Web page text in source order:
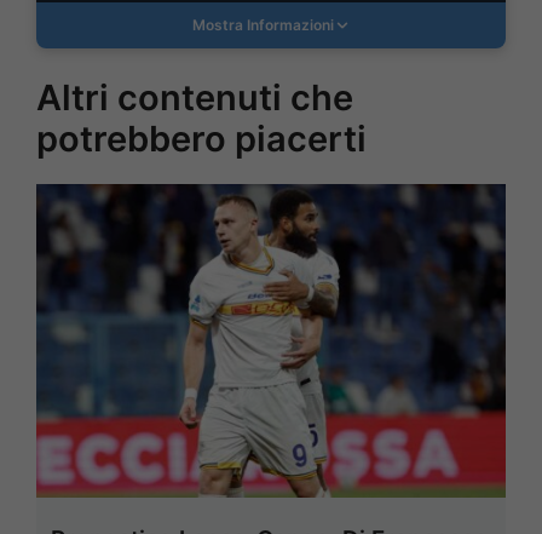
Mostra Informazioni
Altri contenuti che
potrebbero piacerti